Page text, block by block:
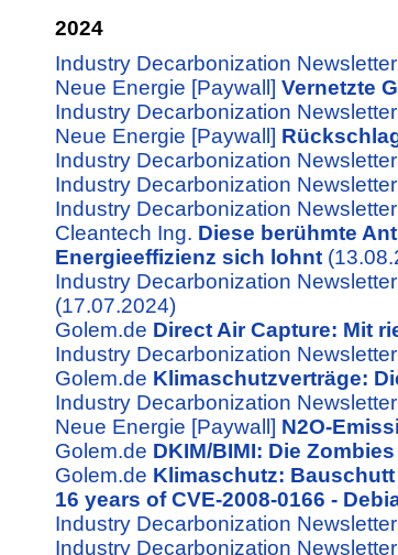
2024
Industry Decarbonization Newsletter
Neue Energie [Paywall] Vernetzte
Industry Decarbonization Newsletter
Neue Energie [Paywall]
Industry Decarbonization Newsletter
Industry Decarbonization Newsletter
Industry Decarbonization Newsletter
Cleantech Ing. Diese berühmte
Energieeffizienz sich lohnt
Industry Decarbonization Newsletter
(17.07.2024)
Golem.de Direct Air Capture: Mit
Industry Decarbonization Newsletter
Golem.de Klimaschutzverträge:
Industry Decarbonization Newsletter
Neue Energie [Paywall] N2O-
Golem.de DKIM/BIMI: Die
Golem.de Klimaschutz:
16 years of CVE-2008-0166 -
Industry Decarbonization Newsletter
Industry Decarbonization Newsletter